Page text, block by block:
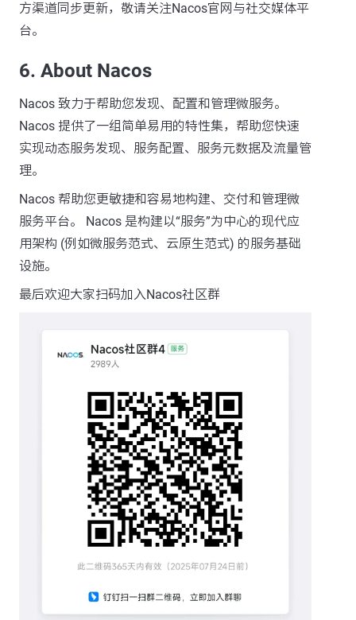
方渠道同步更新，敬请关注Nacos官网与社交媒体平
台。
6. About Nacos
Nacos 致力于帮助您发现、配置和管理微服务。
Nacos 提供了一组简单易用的特性集，帮助您快速
实现动态服务发现、服务配置、服务元数据及流量管
理。
Nacos 帮助您更敏捷和容易地构建、交付和管理微
服务平台。 Nacos 是构建以“服务”为中心的现代应
用架构 (例如微服务范式、云原生范式) 的服务基础
设施。
最后欢迎大家扫码加入Nacos社区群